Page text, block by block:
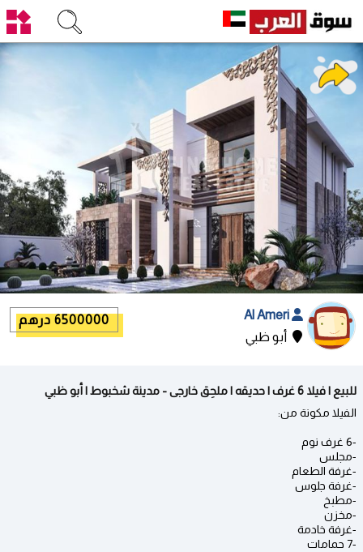
أبو ظبي
6500000 درهم
للبيع | فيلا 6 غرف | حديقه | ملحِق خارجى - مدينة شخبوط | أبو ظبي
الفيلا مكونة من:
-6 غرف نوم
-مجلس
-غرفة الطعام
-غرفة جلوس
-مطبخ
-مخزن
-غرفة خادمة
-7 حمامات